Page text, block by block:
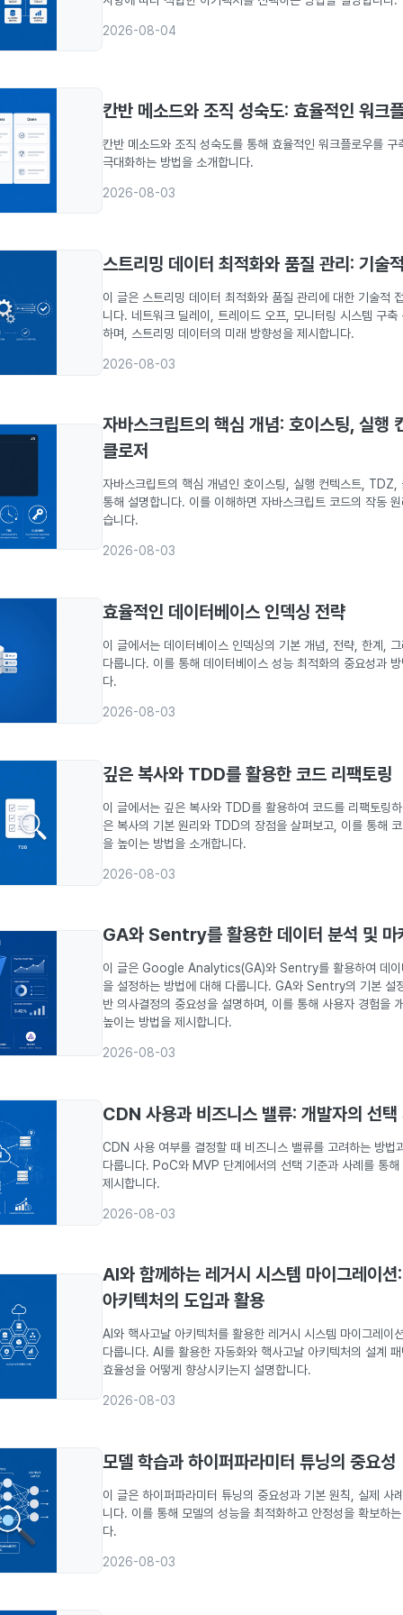
2026-08-04
칸반 메소드와 조직 성숙도: 효율적인 워크
칸반 메소드와 조직 성숙도를 통해 효율적인 워크플로우를 구
극대화하는 방법을 소개합니다.
2026-08-03
스트리밍 데이터 최적화와 품질 관리: 기술
이 글은 스트리밍 데이터 최적화와 품질 관리에 대한 기술적
니다. 네트워크 딜레이, 트레이드 오프, 모니터링 시스템 구축
하며, 스트리밍 데이터의 미래 방향성을 제시합니다.
2026-08-03
자바스크립트의 핵심 개념: 호이스팅, 실행
클로저
자바스크립트의 핵심 개념인 호이스팅, 실행 컨텍스트, TDZ,
통해 설명합니다. 이를 이해하면 자바스크립트 코드의 작동
습니다.
2026-08-03
효율적인 데이터베이스 인덱싱 전략
이 글에서는 데이터베이스 인덱싱의 기본 개념, 전략, 한계,
다룹니다. 이를 통해 데이터베이스 성능 최적화의 중요성과
다.
2026-08-03
깊은 복사와 TDD를 활용한 코드 리팩토링
이 글에서는 깊은 복사와 TDD를 활용하여 코드를 리팩토링
은 복사의 기본 원리와 TDD의 장점을 살펴보고, 이를 통해
을 높이는 방법을 소개합니다.
2026-08-03
GA와 Sentry를 활용한 데이터 분석 및 마
이 글은 Google Analytics(GA)와 Sentry를 활용하여 데이
을 설정하는 방법에 대해 다룹니다. GA와 Sentry의 기본 설
반 의사결정의 중요성을 설명하며, 이를 통해 사용자 경험을
높이는 방법을 제시합니다.
2026-08-03
CDN 사용과 비즈니스 밸류: 개발자의 선택
CDN 사용 여부를 결정할 때 비즈니스 밸류를 고려하는 방법
다룹니다. PoC와 MVP 단계에서의 선택 기준과 사례를 통해
제시합니다.
2026-08-03
AI와 함께하는 레거시 시스템 마이그레이션
아키텍처의 도입과 활용
AI와 핵사고날 아키텍처를 활용한 레거시 시스템 마이그레이
다룹니다. AI를 활용한 자동화와 핵사고날 아키텍처의 설계
효율성을 어떻게 향상시키는지 설명합니다.
2026-08-03
모델 학습과 하이퍼파라미터 튜닝의 중요성
이 글은 하이퍼파라미터 튜닝의 중요성과 기본 원칙, 실제 사
니다. 이를 통해 모델의 성능을 최적화하고 안정성을 확보하
다.
2026-08-03